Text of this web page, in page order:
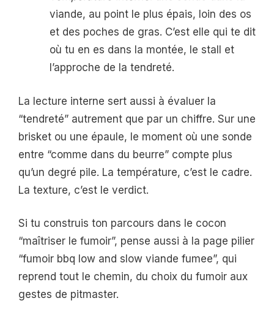
viande, au point le plus épais, loin des os
et des poches de gras. C’est elle qui te dit
où tu en es dans la montée, le stall et
l’approche de la tendreté.
La lecture interne sert aussi à évaluer la
“tendreté” autrement que par un chiffre. Sur une
brisket ou une épaule, le moment où une sonde
entre “comme dans du beurre” compte plus
qu’un degré pile. La température, c’est le cadre.
La texture, c’est le verdict.
Si tu construis ton parcours dans le cocon
“maîtriser le fumoir”, pense aussi à la page pilier
“fumoir bbq low and slow viande fumee”, qui
reprend tout le chemin, du choix du fumoir aux
gestes de pitmaster.